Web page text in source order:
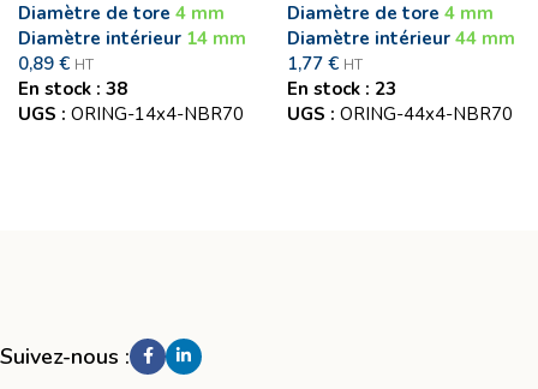
Diamètre de tore 4 mm
Diamètre intérieur 14 mm
0,89 € HT
En stock : 38
UGS : ORING-14x4-NBR70
Diamètre de tore 4 mm
Diamètre intérieur 44 mm
1,77 € HT
En stock : 23
UGS : ORING-44x4-NBR70
Suivez-nous :